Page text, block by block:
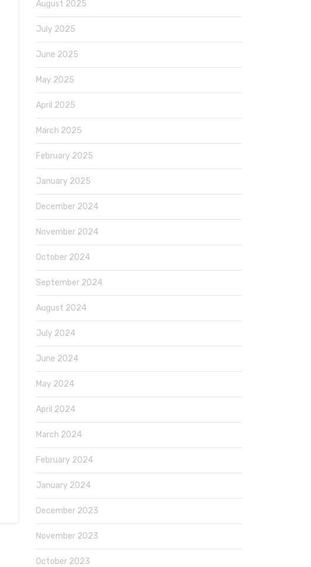
August 2025
July 2025
June 2025
May 2025
April 2025
March 2025
February 2025
January 2025
December 2024
November 2024
October 2024
September 2024
August 2024
July 2024
June 2024
May 2024
April 2024
March 2024
February 2024
January 2024
December 2023
November 2023
October 2023